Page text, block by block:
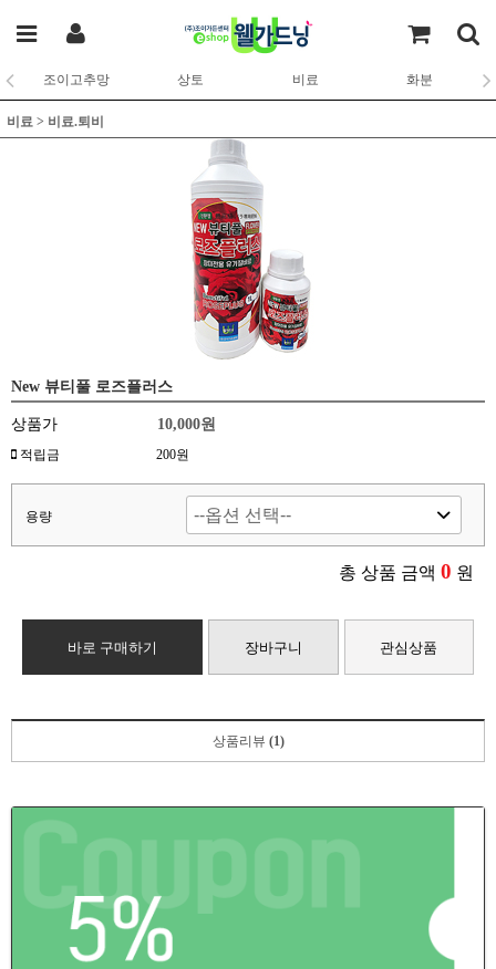
조이고추망 상토 비료 화분
비료 > 비료.퇴비
New 뷰티풀 로즈플러스
상품가 10,000원
적립금 200원
용량
총 상품 금액 0 원
바로 구매하기 장바구니 관심상품
상품리뷰 (1)